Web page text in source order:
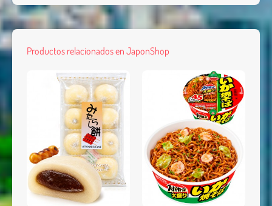
Productos relacionados en JaponShop